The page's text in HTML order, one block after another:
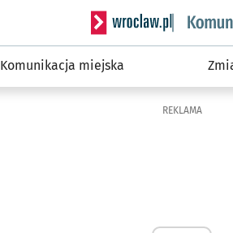
Serwis informacyjny
Komunikacja miejska
REKLAMA